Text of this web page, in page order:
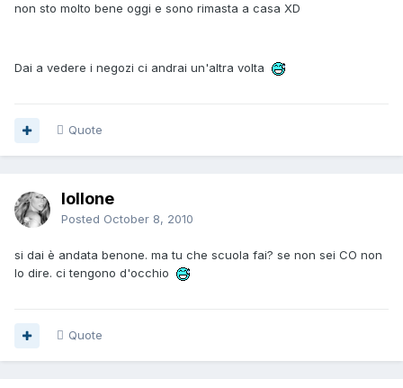
non sto molto bene oggi e sono rimasta a casa XD
Dai a vedere i negozi ci andrai un'altra volta
Quote
lollone
Posted October 8, 2010
si dai è andata benone. ma tu che scuola fai? se non sei CO non
lo dire. ci tengono d'occhio
Quote